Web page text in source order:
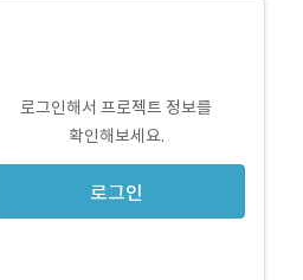
로그인해서 프로젝트 정보를
확인해보세요.
로그인